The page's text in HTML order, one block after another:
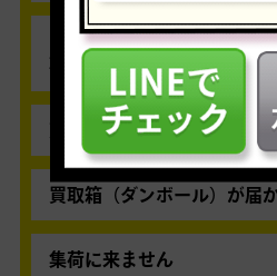
資源リサイクルへ供出くだ
不要です。
事前に集荷をお申込みのお
日に配送業者ドライバーが
ってお伺いいたします。コ
送される場合は、お客様に
ます。
ダンボールが複数になる場
要書類を入れる必要がありま
身分証のご提示につきまし
プロードを推奨しておりま
を同封される場合、ダンボ
は、1箱のみに身分証コピ
売りたい商品が買取箱に入
まずは宅配便で発送できる
認ください。3辺の長さの合
さ30kg以下でしたら弊社指
もお取り扱い可能です。
買取箱（ダンボール）が届
通常の宅配便ですので、ま
お問い合わせください。
集荷に来ません